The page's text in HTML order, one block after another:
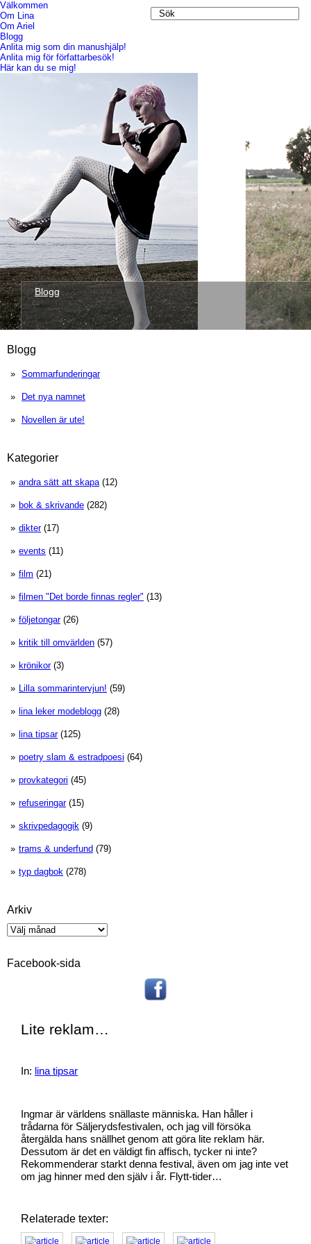
Välkommen
Om Lina
Om Ariel
Blogg
Anlita mig som din manushjälp!
Anlita mig för författarbesök!
Här kan du se mig!
Blogg
Blogg
Sommarfunderingar
Det nya namnet
Novellen är ute!
Kategorier
andra sätt att skapa(12)
bok & skrivande (282)
dikter(17)
events (11)
film (21)
filmen "Det borde finnas regler" (13)
följetongar(26)
kritik till omvärlden (57)
krönikor(3)
Lilla sommarintervjun! (59)
lina leker modeblogg (28)
lina tipsar(125)
poetry slam & estradpoesi (64)
provkategori (45)
refuseringar(15)
skrivpedagogik (9)
trams & underfund (79)
typ dagbok (278)
Arkiv
Arkiv
Facebook-sida
Lite reklam…
In: lina tipsar
Ingmar är världens snällaste människa. Han håller i
trådarna för Säljerydsfestivalen, och jag vill försöka
återgälda hans snällhet genom att göra lite reklam här.
Dessutom är det en väldigt fin affisch, tycker ni inte?
Rekommenderar starkt denna festival, även om jag inte vet
om jag hinner med den själv i år. Flytt-tider…
Relaterade texter: